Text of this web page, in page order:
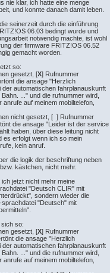
nie klar, ich hatte eine menge
und konnte danach damit leben.
seinerzeit durch die einführung
06.03 bedingt wurde und
notwendig machte, ist wohl
der firmware FRITZ!OS 06.52
gemacht worden.
so:
gesetzt, [X] Rufnummer
ertönt die ansage "Herzlich
der automatischen fahrplanauskunft
..." und die rufnummer wird,
anrufe auf meinem mobiltelefon,
nicht gesetzt, [ ] Rufnummer
die ansage "Leider ist der service
haben, über diese leitung nicht
es erfolgt wenn ich so mein
kein anruf.
die logik der beschriftung neben
kästchen, nicht mehr.
jetzt nicht mehr meine
"Deutsch CLIR" mit
sondern wieder die
sprachdatei "Deutsch" mit
so:
gesetzt, [X] Rufnummer
die ansage "Herzlich
der automatischen fahrplanauskunft
..." und die rufnummer wird,
anrufe auf meinem mobiltelefon,